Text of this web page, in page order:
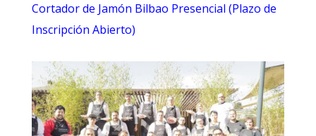
Cortador de Jamón Bilbao Presencial (Plazo de
Inscripción Abierto)